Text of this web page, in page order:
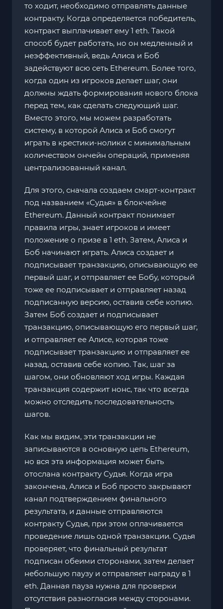
то ходит, необходимо отправлять данные
контракту. Когда определяется победитель,
контракт выплачивает ему 1 eth. Такой
способ будет работать, но он медленный и
неэффективный, ведь Алиса и Боб
задействуют всю сеть Ethereum. Более того,
когда один из игроков делает шаг, они
должны ждать формирования нового блока
перед тем, как сделать следующий шаг.
Вместо этого, мы можем разработать
систему, в которой Алиса и Боб смогут
играть в крестики-нолики с минимальным
количеством ончейн операций, применяя
централизованный канал.
Для этого, сначала создаем смарт-контракт
под названием «Судья» в блокчейне
Ethereum. Данный контракт понимает
правила игры, знает игроков и имеет
положение о призе в 1 eth. Затем, Алиса и
Боб начинают играть. Алиса создает и
подписывает транзакцию, описывающую ее
первый шаг, и отправляет ее Бобу, который
тоже ее подписывает и отправляет назад
подписанную версию, оставив себе копию.
Затем Боб создает и подписывает
транзакцию, описывающую его первый шаг,
и отправляет ее Алисе, которая тоже
подписывает транзакцию и отправляет ее
назад, оставив себе копию. Так, шаг за
шагом, они обновляют ход игры. Каждая
транзакция содержит нонс, так что всегда
можно отследить последовательность
шагов.
Как мы видим, эти транзакции не
записываются в основную цепь Ethereum,
но вся эта информация может быть
отослана контракту Судья. Когда игра
закончена, Алиса и Боб просто закрывают
канал подтверждением финального
результата, и данные отправляются
контракту Судья, при этом оплачивается
проведение лишь одной транзакции. Судья
проверяет, что финальный результат
подписан обеими сторонами, затем делает
небольшую паузу и отправляет награду в 1
eth. Данная пауза нужна для проверки
отсутствия разногласия между сторонами.